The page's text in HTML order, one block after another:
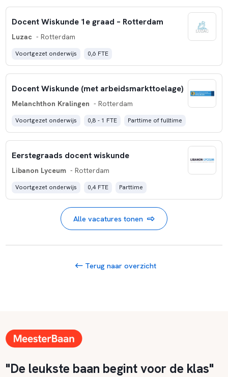
Docent Wiskunde 1e graad – Rotterdam
Luzac - Rotterdam
Voortgezet onderwijs 0,6 FTE
Docent Wiskunde (met arbeidsmarkttoelage)
Melanchthon Kralingen - Rotterdam
Voortgezet onderwijs 0,8 - 1 FTE Parttime of fulltime
Eerstegraads docent wiskunde
Libanon Lyceum - Rotterdam
Voortgezet onderwijs 0,4 FTE Parttime
Alle vacatures tonen
Terug naar overzicht
"De leukste baan begint voor de klas"